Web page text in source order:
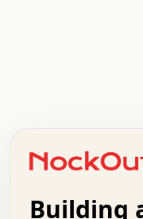
+   .   .   .   .
.   .   .   .   .
Building